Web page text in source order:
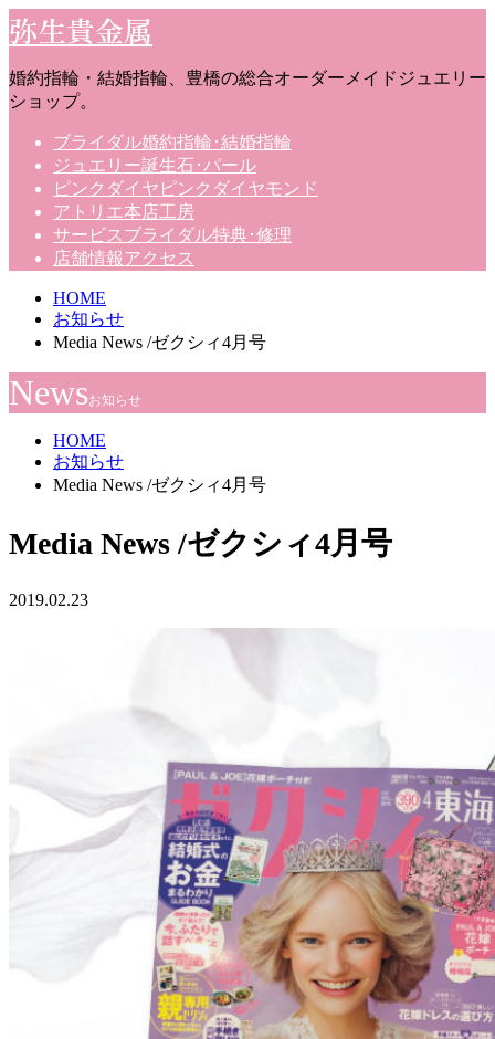
弥生貴金属
婚約指輪・結婚指輪、豊橋の総合オーダーメイドジュエリー
ショップ。
ブライダル婚約指輪･結婚指輪
ジュエリー誕生石･パール
ピンクダイヤ ピンクダイヤモンド
アトリエ本店工房
サービス ブライダル特典･修理
店舗情報アクセス
HOME
お知らせ
Media News /ゼクシィ4月号
Newsお知らせ
HOME
お知らせ
Media News /ゼクシィ4月号
Media News /ゼクシィ4月号
2019.02.23